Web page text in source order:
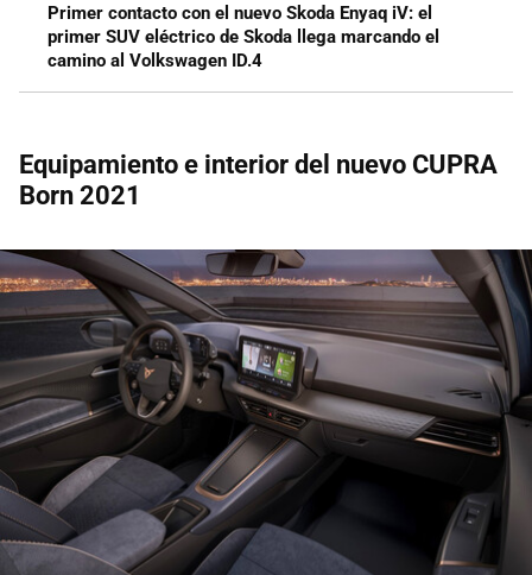
Primer contacto con el nuevo Skoda Enyaq iV: el
primer SUV eléctrico de Skoda llega marcando el
camino al Volkswagen ID.4
Equipamiento e interior del nuevo CUPRA
Born 2021